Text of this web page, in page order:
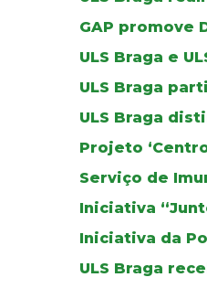
GAP promove
ULS Braga e
ULS Braga
ULS Braga
Projeto
Serviço de
Iniciativa
Iniciativa da
ULS Braga